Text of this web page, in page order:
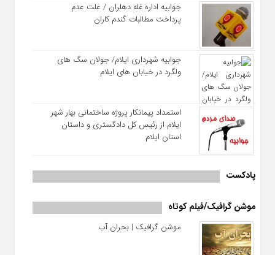
جوابیه اداره غله دهلران / علت عدم
پرداخت مطالبات گندم کاران
جوابیه شهرداری ایلام/ جولان سگ های
ولگرد در خیابان های ایلام
استمداد پیمانکار پروژه ساختمانی بهار شهر
ایلام از رئیس کل دادگستری و داستان
استان ایلام
پادکست
موشن گرافیک/فیلم کوتاه
موشن گرافیک | بحران آب